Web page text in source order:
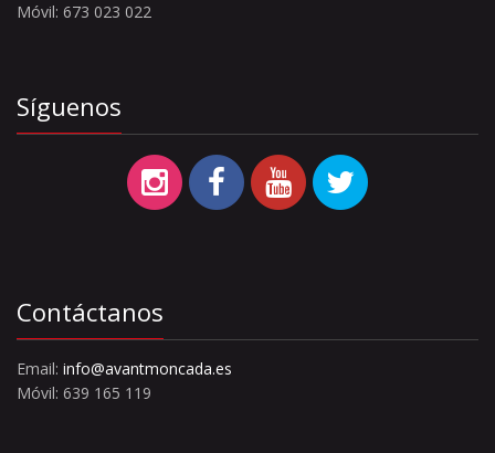
Móvil: 673 023 022
Síguenos
Contáctanos
Email: info@avantmoncada.es
Móvil: 639 165 119